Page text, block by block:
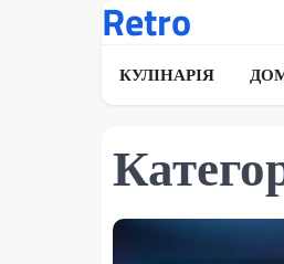
Retro
КУЛІНАРІЯ